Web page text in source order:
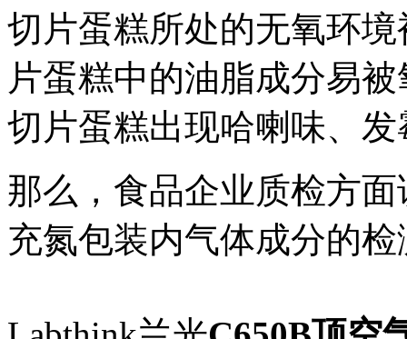
切片蛋糕所处的无氧环
片蛋糕中的油脂成分易
切片蛋糕出现哈喇味、
那么，食品企业质检方
充氮包装内气体成分的